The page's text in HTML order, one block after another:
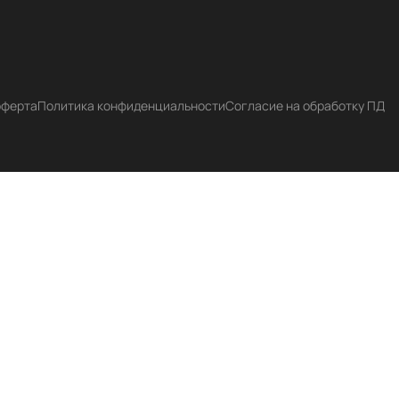
Политика конфиденциальностиСогласие на обработку ПД